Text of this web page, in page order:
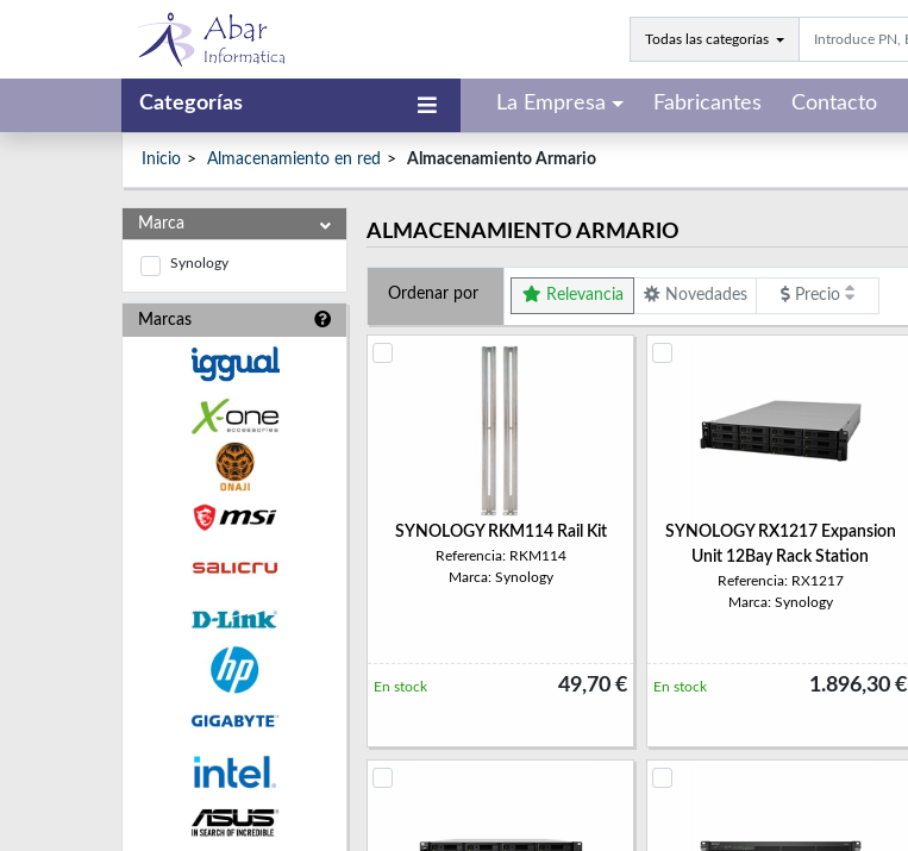
Todas las categorías
Categorías La Empresa Fabricantes Contacto
Inicio Almacenamiento en red Almacenamiento Armario
Marca
Synology
Marcas
ALMACENAMIENTO ARMARIO
Ordenar por Relevancia Novedades Precio
SYNOLOGY RKM114 Rail Kit
Referencia: RKM114
Marca: Synology
49,70 €
En stock
SYNOLOGY RX1217 Expansion
Unit 12Bay Rack Station
Referencia: RX1217
Marca: Synology
1.896,30 €
En stock